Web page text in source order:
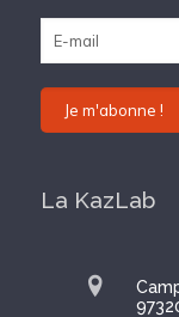
La KazLab